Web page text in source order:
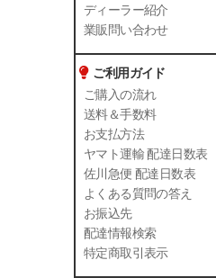
ディーラー紹介
業販問い合わせ
ご利用ガイド
ご購入の流れ
送料＆手数料
お支払方法
ヤマト運輸 配達日数表
佐川急便 配達日数表
よくある質問の答え
お振込先
配達情報検索
特定商取引表示